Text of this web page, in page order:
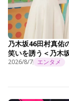
乃木坂46田村真佑
笑いを誘う＜乃木
2026/8/7 エンタメ